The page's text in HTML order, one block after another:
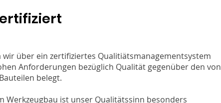
wir über ein zertifiziertes Qualitiätsmanagementsystem
Anforderungen bezüglich Qualität gegenüber den von
belegt.
Werkzeugbau ist unser Qualitätssinn besonders